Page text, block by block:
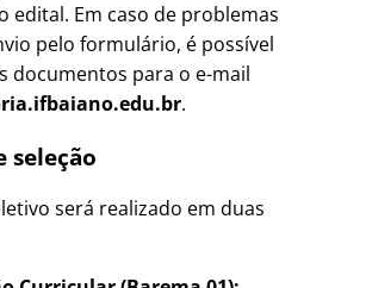
edital. Em caso de problemas
pelo formulário, é possível
documentos para o e-mail
.
seleção
será realizado em duas